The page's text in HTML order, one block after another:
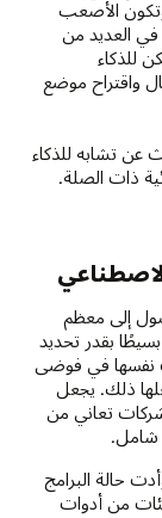
وتكون الأصعب
في العديد من
للذكاء
واقتراح موضع
عن تشابه للذكاء
ذات الصلة.
إلى معظم
بقدر تحديد
نفسها في فوضى
ذلك. يجعل
تعاني من
شامل.
حالة البرامج
من أدوات